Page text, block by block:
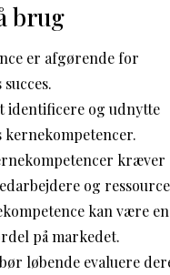
brug
er afgørende for
identificere og udnytte
kernekompetencer.
kræver
og
kan være en
på markedet.
løbende evaluere